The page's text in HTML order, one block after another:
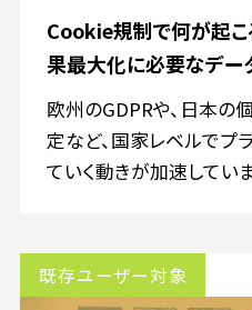
Cookie規制で何が起こ
果最大化に必要なデー
欧州のGDPRや、日本
定など、国家レベルでプ
ていく動きが加速してい
マーも規制を進めていま
デジタルマーケティング
既存ユーザー対象